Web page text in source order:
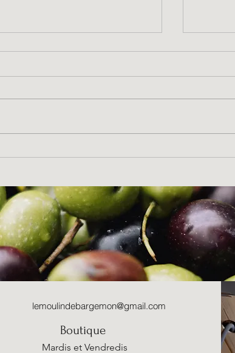
Travaux de la roue à Augets
lemoulindebargemon@gmail.com
Boutique
Mardis et Vendredis